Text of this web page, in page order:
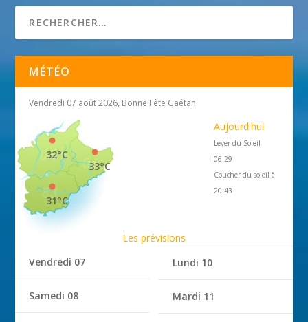
MÉTÉO
Vendredi 07 août 2026, Bonne Fête Gaétan
33°C
32°C
31°C
Aujourd'hui
Lever du Soleil
06:29
Coucher du soleil à
20:43
Les prévisions
Vendredi 07
Samedi 08
Lundi 10
Mardi 11